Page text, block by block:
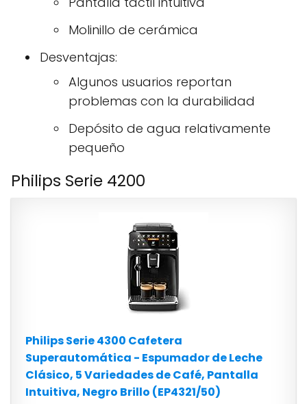
Molinillo de cerámica
Desventajas:
Algunos usuarios reportan
problemas con la durabilidad
Depósito de agua relativamente
pequeño
Philips Serie 4200
Philips Serie 4300 Cafetera
Superautomática - Espumador de Leche
Clásico, 5 Variedades de Café, Pantalla
Intuitiva, Negro Brillo (EP4321/50)